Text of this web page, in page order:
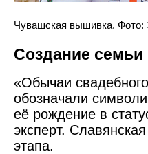
Чувашская вышивка. Фото:
Создание семьи
«Обычаи
обозначали
её рождение в
эксперт.
этапа.